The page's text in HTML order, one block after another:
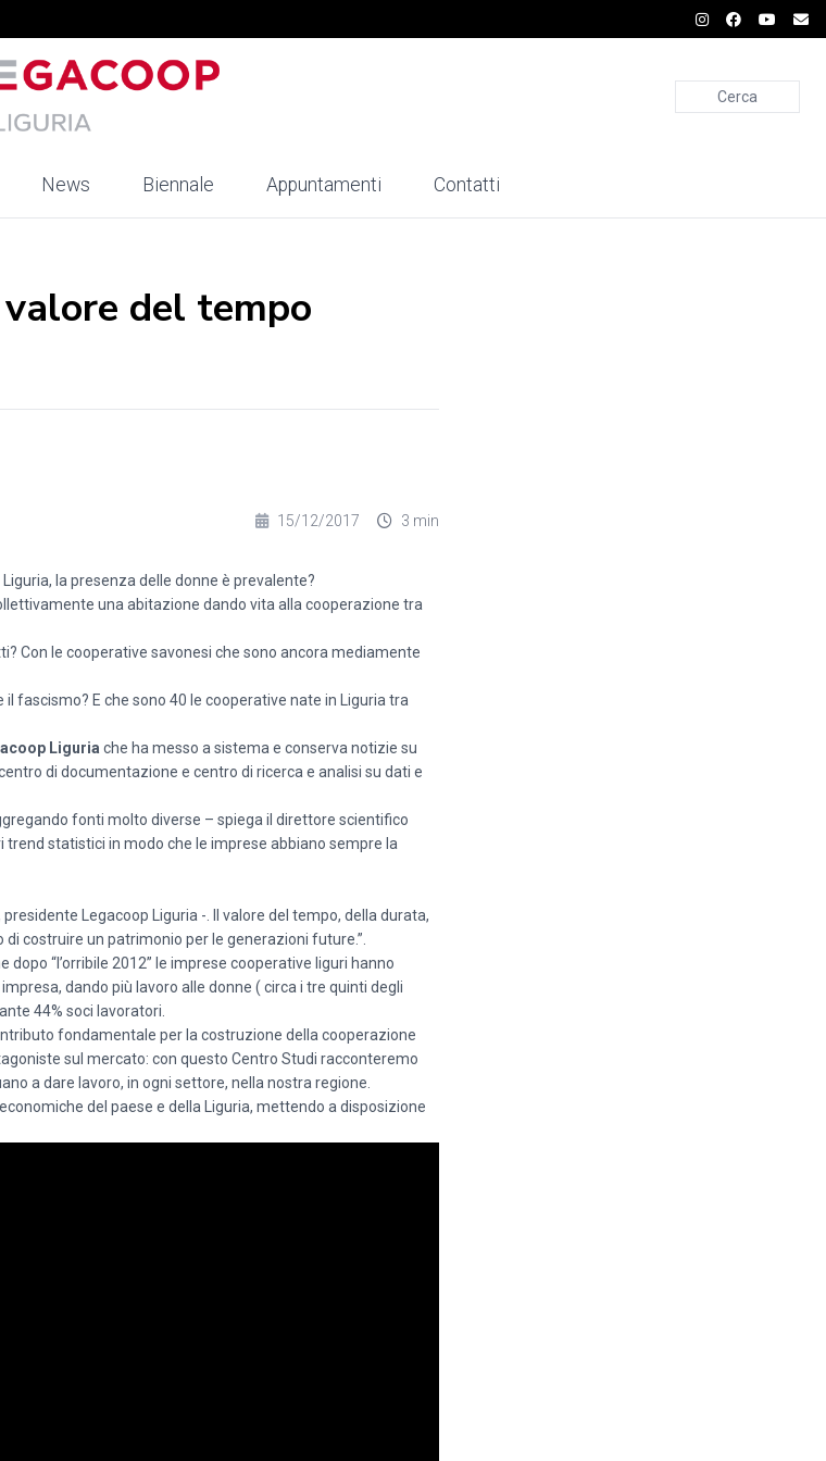
Cerca
News Biennale Appuntamenti Contatti
del tempo
15/12/2017 3 min
la presenza delle donne è prevalente?
una abitazione dando vita alla cooperazione tra
Con le cooperative savonesi che sono ancora mediamente
fascismo? E che sono 40 le cooperative nate in Liguria tra
Liguria che ha messo a sistema e conserva notizie su
di documentazione e centro di ricerca e analisi su dati e
fonti molto diverse – spiega il direttore scientifico
statistici in modo che le imprese abbiano sempre la
Legacoop Liguria -. Il valore del tempo, della durata,
costruire un patrimonio per le generazioni future.”.
“l’orribile 2012” le imprese cooperative liguri hanno
dando più lavoro alle donne ( circa i tre quinti degli
44% soci lavoratori.
fondamentale per la costruzione della cooperazione
sul mercato: con questo Centro Studi racconteremo
a dare lavoro, in ogni settore, nella nostra regione.
del paese e della Liguria, mettendo a disposizione